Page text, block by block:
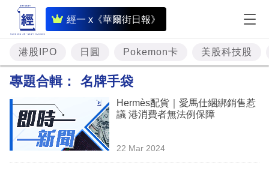
經一 x《華爾街日報》
即
時
財
經
投
資
港股IPO 日圓 Pokemon卡 美股科技股
專題合輯： 名牌手袋
Hermès配貨｜愛馬仕綑綁銷售惹
議 港消費者無法例保障
22 Mar 2024